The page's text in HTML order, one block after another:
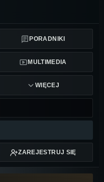
PORADNIKI
MULTIMEDIA
WIĘCEJ
ZAREJESTRUJ SIĘ